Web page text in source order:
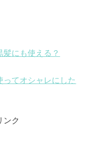
髪にも使える？
ってオシャレにした
ンク